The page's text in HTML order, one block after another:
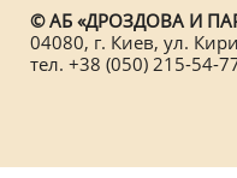
© АБ «ДРОЗДОВА И
04080, г. Киев, ул.
тел. +38 (050) 215-54-